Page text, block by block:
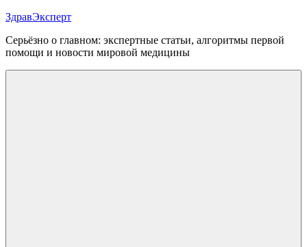
Перейти
содержимому
ЗдравЭксперт
Серьёзно о главном: экспертные статьи, алгоритмы первой
помощи и новости мировой медицины